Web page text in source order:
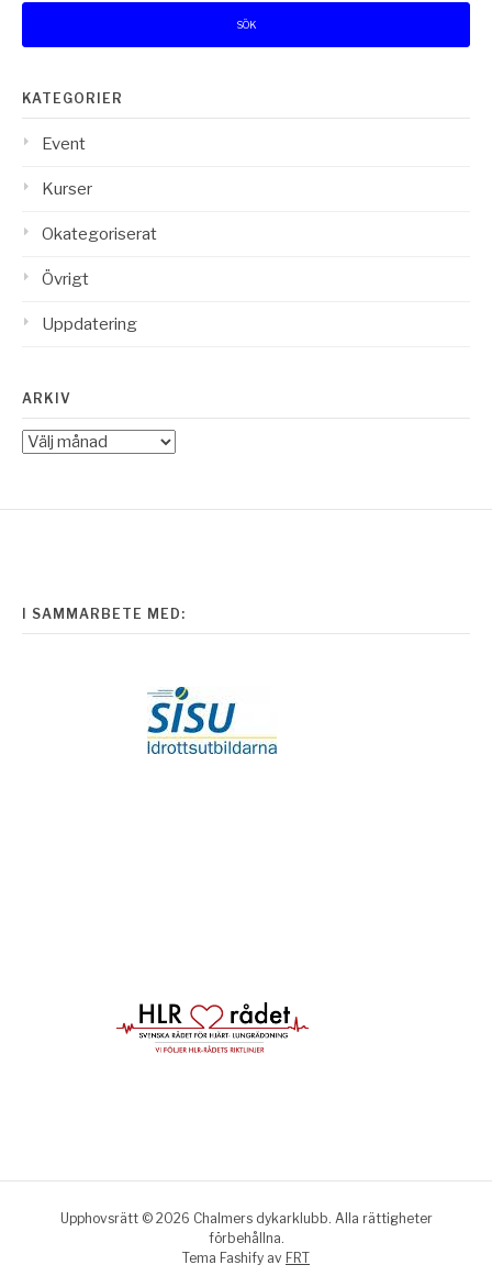
KATEGORIER
Event
Kurser
Okategoriserat
Övrigt
Uppdatering
ARKIV
Arkiv
I SAMMARBETE MED:
Upphovsrätt © 2026 Chalmers dykarklubb. Alla rättigheter
förbehållna.
Tema Fashify av FRT